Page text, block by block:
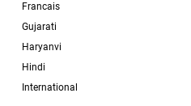
Francais
Gujarati
Haryanvi
Hindi
International